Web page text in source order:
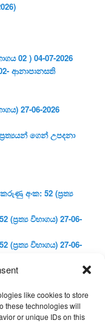
like cookies to store
these technologies will
or unique IDs on this
02 ) 04-07-2026
ආනාපානසති
27-06-2026
ගෙන් උපදනා
අංක: 52 (ප්‍ර‍ත්‍ය
විභාගය) 27-06-
විභාගය) 27-06-
අංක: 46 (හෘදය,
(හෘදය, ජීවිත,